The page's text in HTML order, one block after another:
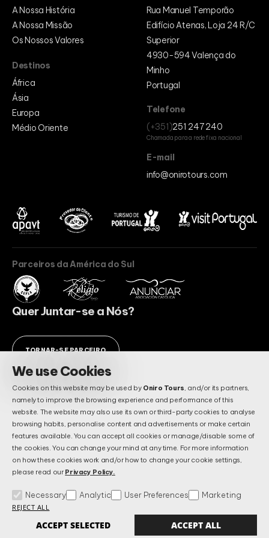
Rua Manuel Temporão
Edifício Atenas, Loja 24 R/C
Superior
4930-594 Valença do
Minho
Portugal
Telefone
(+351)251 247 240
Chamada para a rede fixa nacional
E-mail
info@onirotours.com
A Nossa História
A Nossa Missão
Os Nossos Valores
Destinos
África
Ásia
Europa
Médio Oriente
Parceiros da América do Sul
Quer Juntar-se a Nós?
TORNAR-SE PARCEIRO
Tem Alguma Pergunta?
Consulte as nossas perguntas e
respostas!
FAQ'S
Termos & CondiçõesPolítica de Privacidade e Proteção de Dados
FAQ's
Gerir Cookies
Resolução Alternativa de Litígios
Livro de Reclamações
We use Cookies
Cookies on this website may be used by Oniro Tours, and/or its partners,
namely to improve the browsing experience and performance of this
website. The website may also use its own or third-party cookies to analyse
browsing habits, personalise content and advertisements or make certain
features available. You can accept all cookies or manage/disable some of
the cookies. You can change your mind at any time. For more information
on how these cookies work and/or how to change your cookie settings,
please read our Privacy Policy.
Necessary Analytic User Preferences Marketing
REJECT ALL
ACCEPT SELECTED ACCEPT ALL